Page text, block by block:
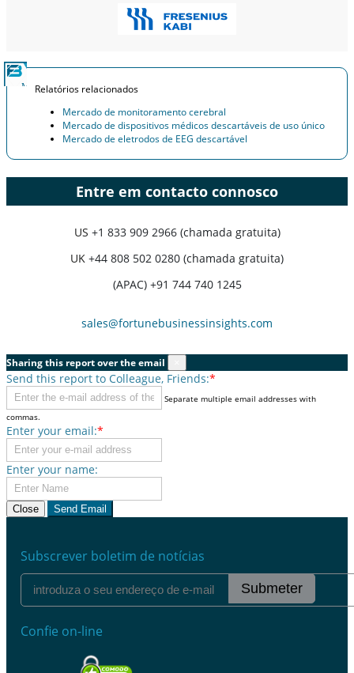
Relatórios relacionados
Mercado de monitoramento cerebral
Mercado de dispositivos médicos descartáveis ​​de uso único
Mercado de eletrodos de EEG descartável
Entre em contacto connosco
US +1 833 909 2966 (chamada gratuita)
UK +44 808 502 0280 (chamada gratuita)
(APAC) +91 744 740 1245
sales@fortunebusinessinsights.com
Sharing this report over the email
Send this report to Colleague, Friends:*
Separate multiple email addresses with
commas.
Enter your email:*
Enter your name:
Close Send Email
Subscrever boletim de notícias
Submeter
Confie on-line